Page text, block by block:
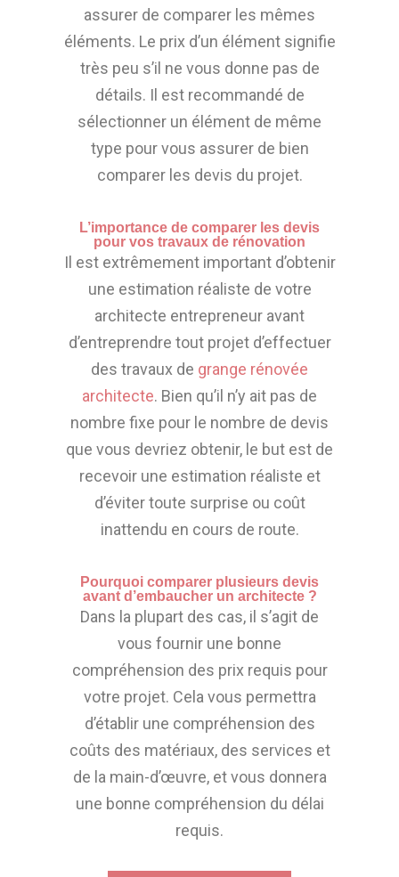
assurer de comparer les mêmes
éléments. Le prix d’un élément signifie
très peu s’il ne vous donne pas de
détails. Il est recommandé de
sélectionner un élément de même
type pour vous assurer de bien
comparer les devis du projet.
L’importance de comparer les devis
pour vos travaux de rénovation
Il est extrêmement important d’obtenir
une estimation réaliste de votre
architecte entrepreneur avant
d’entreprendre tout projet d’effectuer
des travaux de grange rénovée
architecte. Bien qu’il n’y ait pas de
nombre fixe pour le nombre de devis
que vous devriez obtenir, le but est de
recevoir une estimation réaliste et
d’éviter toute surprise ou coût
inattendu en cours de route.
Pourquoi comparer plusieurs devis
avant d’embaucher un architecte ?
Dans la plupart des cas, il s’agit de
vous fournir une bonne
compréhension des prix requis pour
votre projet. Cela vous permettra
d’établir une compréhension des
coûts des matériaux, des services et
de la main-d’œuvre, et vous donnera
une bonne compréhension du délai
requis.